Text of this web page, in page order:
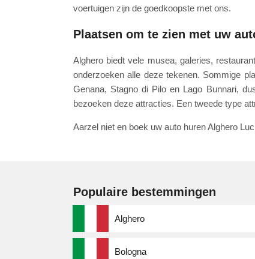
voertuigen zijn de goedkoopste met ons.
Plaatsen om te zien met uw
Alghero biedt vele musea, galeries,
onderzoeken alle deze tekenen. Sommige
Genana, Stagno di Pilo en Lago Bunnari,
bezoeken deze attracties. Een tweede type
Aarzel niet en boek uw auto huren Alghero
Populaire bestemmingen
Alghero
Bologna